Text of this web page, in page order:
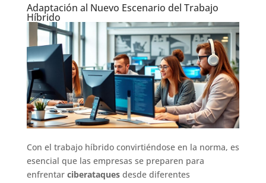
Adaptación al Nuevo Escenario del Trabajo
Híbrido
Con el trabajo híbrido convirtiéndose en la norma, es
esencial que las empresas se preparen para
enfrentar ciberataquesdesde diferentes